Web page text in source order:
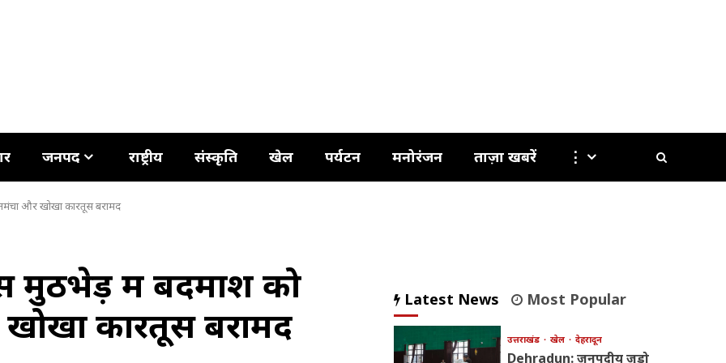
जनपद राष्ट्रीय संस्कृति खेल पर्यटन मनोरंजन ताज़ा खबरें ⋮
और खोखा कारतूस बरामद
मुठभेड़ में बदमाश को
कारतूस बरामद
Latest News Most Popular
उत्तराखंड खेल देहरादून
Dehradun: जनपदीय जूडो